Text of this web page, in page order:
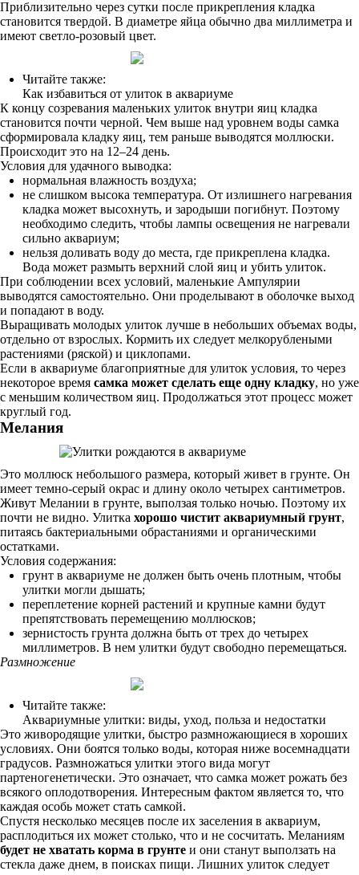
Приблизительно через сутки после прикрепления кладка
становится твердой. В диаметре яйца обычно два миллиметра и
имеют светло-розовый цвет.
Читайте также:
Как избавиться от улиток в аквариуме
К концу созревания маленьких улиток внутри яиц кладка
становится почти черной. Чем выше над уровнем воды самка
сформировала кладку яиц, тем раньше выводятся моллюски.
Происходит это на 12–24 день.
Условия для удачного выводка:
нормальная влажность воздуха;
не слишком высока температура. От излишнего нагревания
кладка может высохнуть, и зародыши погибнут. Поэтому
необходимо следить, чтобы лампы освещения не нагревали
сильно аквариум;
нельзя доливать воду до места, где прикреплена кладка.
Вода может размыть верхний слой яиц и убить улиток.
При соблюдении всех условий, маленькие Ампулярии
выводятся самостоятельно. Они проделывают в оболочке выход
и попадают в воду.
Выращивать молодых улиток лучше в небольших объемах воды,
отдельно от взрослых. Кормить их следует мелкорублеными
растениями (ряской) и циклопами.
Если в аквариуме благоприятные для улиток условия, то через
некоторое время самка может сделать еще одну кладку, но уже
с меньшим количеством яиц. Продолжаться этот процесс может
круглый год.
Мелания
Это моллюск небольшого размера, который живет в грунте. Он
имеет темно-серый окрас и длину около четырех сантиметров.
Живут Мелании в грунте, выползая только ночью. Поэтому их
почти не видно. Улитка хорошо чистит аквариумный грунт,
питаясь бактериальными обрастаниями и органическими
остатками.
Условия содержания:
грунт в аквариуме не должен быть очень плотным, чтобы
улитки могли дышать;
переплетение корней растений и крупные камни будут
препятствовать перемещению моллюсков;
зернистость грунта должна быть от трех до четырех
миллиметров. В нем улитки будут свободно перемещаться.
Размножение
Читайте также:
Аквариумные улитки: виды, уход, польза и недостатки
Это живородящие улитки, быстро размножающиеся в хороших
условиях. Они боятся только воды, которая ниже восемнадцати
градусов. Размножаться улитки этого вида могут
партеногенетически. Это означает, что самка может рожать без
всякого оплодотворения. Интересным фактом является то, что
каждая особь может стать самкой.
Спустя несколько месяцев после их заселения в аквариум,
расплодиться их может столько, что и не сосчитать. Меланиям
будет не хватать корма в грунте и они станут выползать на
стекла даже днем, в поисках пищи. Лишних улиток следует